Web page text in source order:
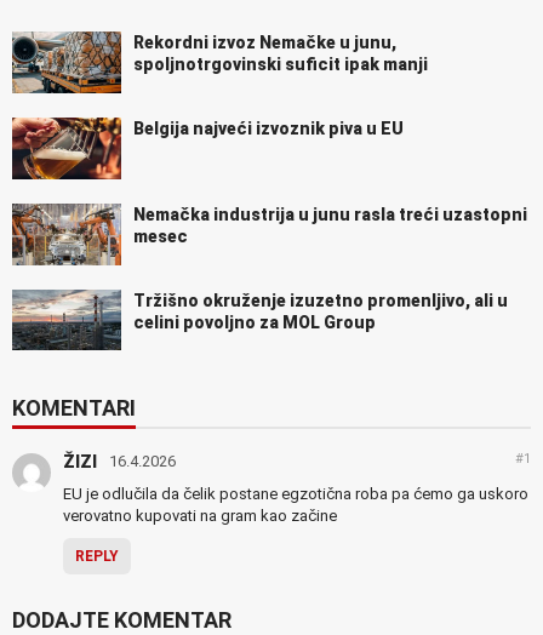
Rekordni izvoz Nemačke u junu,
spoljnotrgovinski suficit ipak manji
Belgija najveći izvoznik piva u EU
Nemačka industrija u junu rasla treći uzastopni
mesec
Tržišno okruženje izuzetno promenljivo, ali u
celini povoljno za MOL Group
KOMENTARI
ŽIZI 16.4.2026 #1
EU je odlučila da čelik postane egzotična roba pa ćemo ga uskoro
verovatno kupovati na gram kao začine
REPLY
DODAJTE KOMENTAR